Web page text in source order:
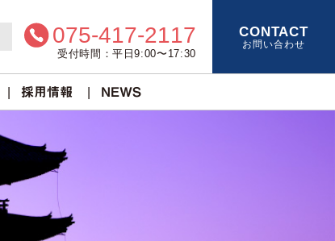
075-417-2117
受付時間：平日9:00〜17:30
CONTACT
お問い合わせ
採用情報 NEWS